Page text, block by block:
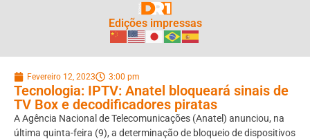
Edições impressas
Fevereiro 12, 2023 3:00 pm
Tecnologia: IPTV: Anatel bloqueará sinais de
TV Box e decodificadores piratas
A Agência Nacional de Telecomunicações (Anatel) anunciou, na
última quinta-feira (9), a determinação de bloqueio de dispositivos